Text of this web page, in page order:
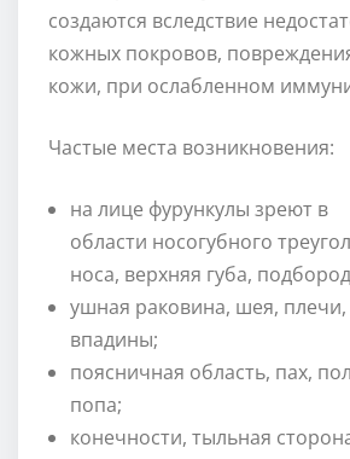
создаются вследствие
кожных покровов,
кожи, при ослабленном
Частые места возникновения:
на лице фурункулы зреют в
области носогубного
носа, верхняя губа,
ушная раковина, шея,
впадины;
поясничная область, пах,
попа;
конечности, тыльная